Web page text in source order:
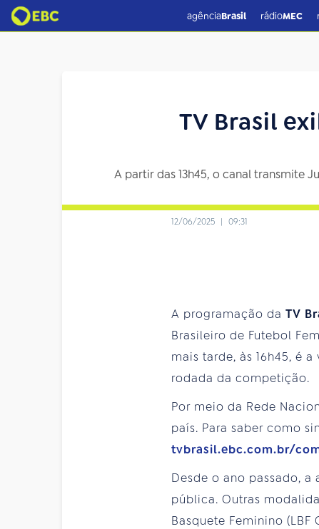
agênciaBrasil rádioMEC
TV Brasil
A partir das 13h45, o canal transmite
12/06/2025 | 09:31
A programação da TV
Brasileiro de Futebol
mais tarde, às 16h45, é
rodada da competição.
Por meio da Rede
país. Para saber como
tvbrasil.ebc.com.br/
Desde o ano passado,
pública. Outras
Basquete Feminino (LBF